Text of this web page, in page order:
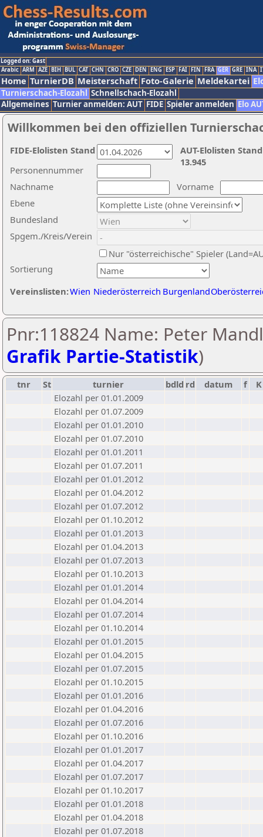
Logged on: Gast
Arabic ARM AZE BIH BUL CAT CHN CRO CZE DEN ENG ESP FAI FIN FRA GER GRE INA
Home TurnierDB Meisterschaft Foto-Galerie Meldekartei
Turnierschach-Elozahl Schnellschach-Elozahl
Allgemeines Turnier anmelden: AUT FIDE Spieler anmelden Elo
Willkommen bei den offiziellen
Nachname
Vorname
Ebene
Sortierung
Personennummer
Bundesland
Spgem./Kreis/Verein
Nur "österreichische" Spieler
Vereinslisten:Wien Niederösterreich Burgenland
AUT-Elolisten
13.945
FIDE-Elolisten Stand
Pnr:118824 Name: Peter
Grafik Partie-Statistik)
tnr St turnier bdld rd datum f
K
Elozahl per 01.01.2009
Elozahl per 01.07.2009
Elozahl per 01.01.2010
Elozahl per 01.07.2010
Elozahl per 01.01.2011
Elozahl per 01.07.2011
Elozahl per 01.01.2012
Elozahl per 01.04.2012
Elozahl per 01.07.2012
Elozahl per 01.10.2012
Elozahl per 01.01.2013
Elozahl per 01.04.2013
Elozahl per 01.07.2013
Elozahl per 01.10.2013
Elozahl per 01.01.2014
Elozahl per 01.04.2014
Elozahl per 01.07.2014
Elozahl per 01.10.2014
Elozahl per 01.01.2015
Elozahl per 01.04.2015
Elozahl per 01.07.2015
Elozahl per 01.10.2015
Elozahl per 01.01.2016
Elozahl per 01.04.2016
Elozahl per 01.07.2016
Elozahl per 01.10.2016
Elozahl per 01.01.2017
Elozahl per 01.04.2017
Elozahl per 01.07.2017
Elozahl per 01.10.2017
Elozahl per 01.01.2018
Elozahl per 01.04.2018
Elozahl per 01.07.2018